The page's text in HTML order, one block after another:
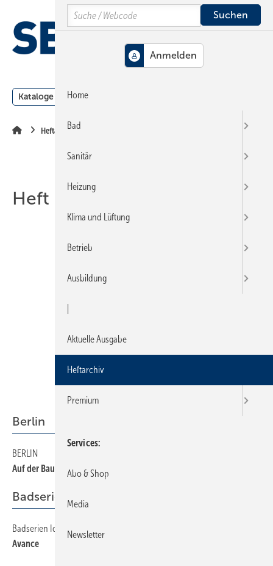
Hauptinhalt
Hauptmenü
SiteSearch
Kataloge Meldungen
Heftarchiv
Heft 07-2000
Berlin
BERLIN
Auf der Bautec aktiv
Badserien Ideal Standard
Badserien Ideal Standard
Avance
Search
Home
Bad
Sanitär
Heizung
Klima und Lüftung
Betrieb
Ausbildung
Aktuelle Ausgabe
Heftarchiv
Premium
Services
Abo & Shop
Media
Newsletter